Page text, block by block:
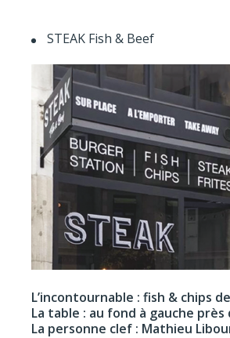
STEAK Fish & Beef
L’incontournable : fish & chips
La table : au fond à gauche
La personne clef : Mathieu